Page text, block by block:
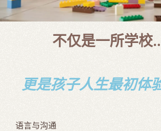
不仅是一所学
更是孩子人生最初体
语言与沟通